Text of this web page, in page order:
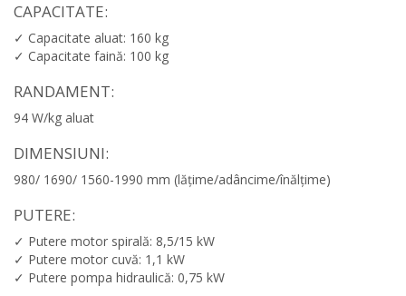
CAPACITATE:
✓ Capacitate aluat: 160 kg
✓ Capacitate faină: 100 kg
RANDAMENT:
94 W/kg aluat
DIMENSIUNI:
980/ 1690/ 1560-1990 mm (lățime/adâncime/înălțime)
PUTERE:
✓ Putere motor spirală: 8,5/15 kW
✓ Putere motor cuvă: 1,1 kW
✓ Putere pompa hidraulică: 0,75 kW